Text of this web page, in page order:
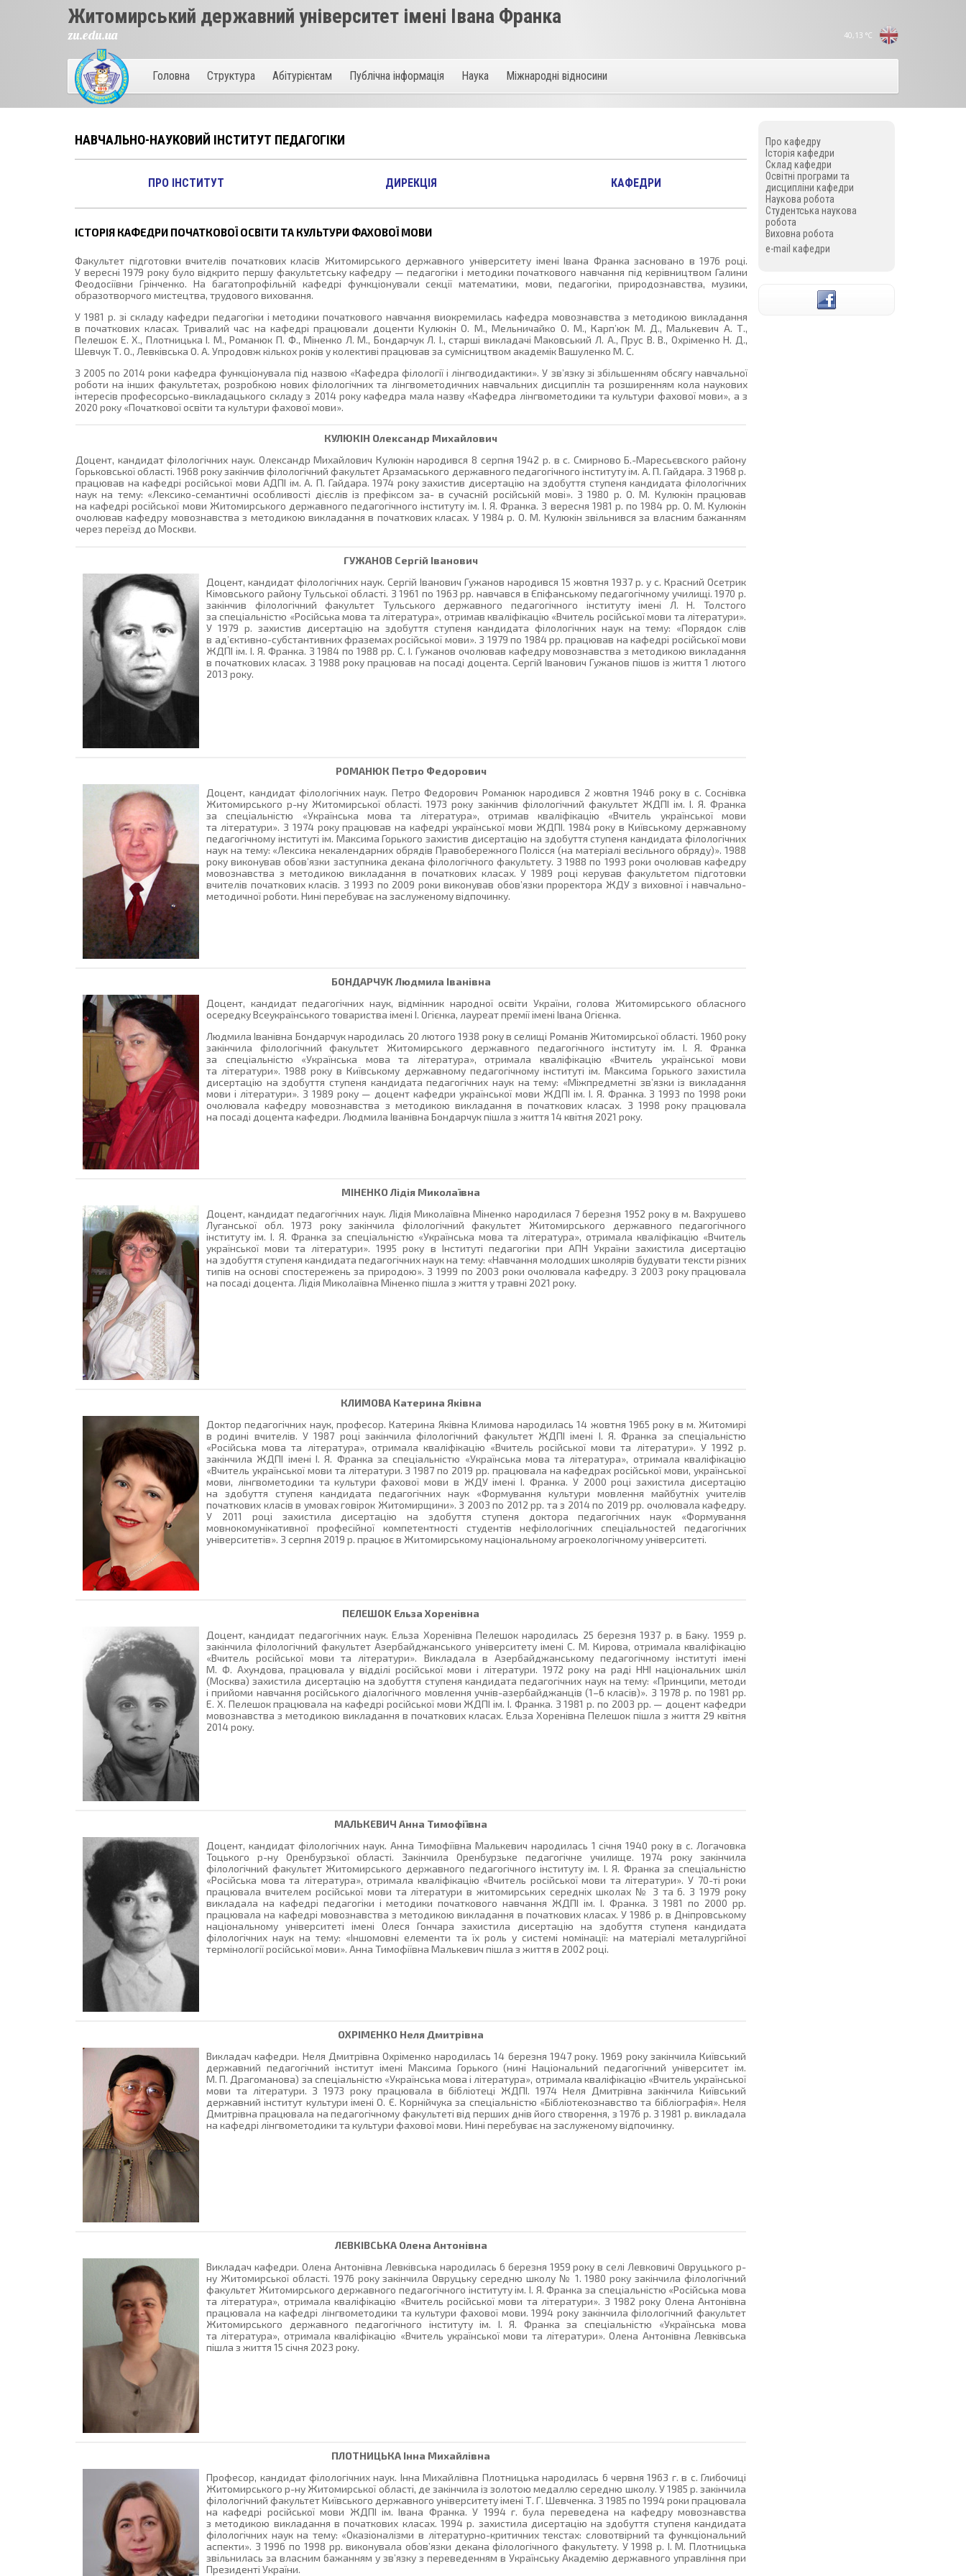
40,13 °C
Житомирський державний університет імені Івана Франка
zu.edu.ua
Головна Структура Абітурієнтам Публічна інформація Наука Міжнародні відносини
НАВЧАЛЬНО-НАУКОВИЙ ІНСТИТУТ ПЕДАГОГІКИ
ПРО ІНСТИТУТ ДИРЕКЦІЯ КАФЕДРИ
ІСТОРІЯ КАФЕДРИ ПОЧАТКОВОЇ ОСВІТИ ТА КУЛЬТУРИ ФАХОВОЇ МОВИ
Факультет підготовки вчителів початкових класів Житомирського державного університету імені Івана Франка засновано в 1976 році.
У вересні 1979 року було відкрито першу факультетську кафедру — педагогіки і методики початкового навчання під керівництвом Галини
Феодосіївни Грінченко. На багатопрофільній кафедрі функціонували секції математики, мови, педагогіки, природознавства, музики,
образотворчого мистецтва, трудового виховання.
У 1981 р. зі складу кафедри педагогіки і методики початкового навчання виокремилась кафедра мовознавства з методикою викладання
в початкових класах. Тривалий час на кафедрі працювали доценти Кулюкін О. М., Мельничайко О. М., Карп’юк М. Д., Малькевич А. Т.,
Пелешок Е. Х., Плотницька І. М., Романюк П. Ф., Міненко Л. М., Бондарчук Л. І., старші викладачі Маковський Л. А., Прус В. В., Охріменко Н. Д.,
Шевчук Т. О., Левківська О. А. Упродовж кількох років у колективі працював за сумісництвом академік Вашуленко М. С.
З 2005 по 2014 роки кафедра функціонувала під назвою «Кафедра філології і лінгводидактики». У зв’язку зі збільшенням обсягу навчальної
роботи на інших факультетах, розробкою нових філологічних та лінгвометодичних навчальних дисциплін та розширенням кола наукових
інтересів професорсько-викладацького складу з 2014 року кафедра мала назву «Кафедра лінгвометодики та культури фахової мови», а з
2020 року «Початкової освіти та культури фахової мови».
КУЛЮКІН Олександр Михайлович
Доцент, кандидат філологічних наук. Олександр Михайлович Кулюкін народився 8 серпня 1942 р. в с. Смирново Б.-Маресьєвского району
Горьковської області. 1968 року закінчив філологічний факультет Арзамаського державного педагогічного інституту ім. А. П. Гайдара. З 1968 р.
працював на кафедрі російської мови АДПІ ім. А. П. Гайдара. 1974 року захистив дисертацію на здобуття ступеня кандидата філологічних
наук на тему: «Лексико-семантичні особливості дієслів із префіксом за- в сучасній російській мові». З 1980 р. О. М. Кулюкін працював
на кафедрі російської мови Житомирського державного педагогічного інституту ім. І. Я. Франка. З вересня 1981 р. по 1984 рр. О. М. Кулюкін
очолював кафедру мовознавства з методикою викладання в початкових класах. У 1984 р. О. М. Кулюкін звільнився за власним бажанням
через переїзд до Москви.
ГУЖАНОВ Сергій Іванович
Доцент, кандидат філологічних наук. Сергій Іванович Гужанов народився 15 жовтня 1937 р. у с. Красний Осетрик
Кімовського району Тульської області. З 1961 по 1963 рр. навчався в Єпіфанському педагогічному училищі. 1970 р.
закінчив філологічний факультет Тульського державного педагогічного інституту імені Л. Н. Толстого
за спеціальністю «Російська мова та література», отримав кваліфікацію «Вчитель російської мови та літератури».
У 1979 р. захистив дисертацію на здобуття ступеня кандидата філологічних наук на тему: «Порядок слів
в ад’єктивно-субстантивних фраземах російської мови». З 1979 по 1984 рр. працював на кафедрі російської мови
ЖДПІ ім. І. Я. Франка. З 1984 по 1988 рр. С. І. Гужанов очолював кафедру мовознавства з методикою викладання
в початкових класах. З 1988 року працював на посаді доцента. Сергій Іванович Гужанов пішов із життя 1 лютого
2013 року.
РОМАНЮК Петро Федорович
Доцент, кандидат філологічних наук. Петро Федорович Романюк народився 2 жовтня 1946 року в с. Соснівка
Житомирського р-ну Житомирської області. 1973 року закінчив філологічний факультет ЖДПІ ім. І. Я. Франка
за спеціальністю «Українська мова та література», отримав кваліфікацію «Вчитель української мови
та літератури». З 1974 року працював на кафедрі української мови ЖДПІ. 1984 року в Київському державному
педагогічному інституті ім. Максима Горького захистив дисертацію на здобуття ступеня кандидата філологічних
наук на тему: «Лексика некалендарних обрядів Правобережного Полісся (на матеріалі весільного обряду)». 1988
року виконував обов’язки заступника декана філологічного факультету. З 1988 по 1993 роки очолював кафедру
мовознавства з методикою викладання в початкових класах. У 1989 році керував факультетом підготовки
вчителів початкових класів. З 1993 по 2009 роки виконував обов’язки проректора ЖДУ з виховної і навчально-
методичної роботи. Нині перебуває на заслуженому відпочинку.
БОНДАРЧУК Людмила Іванівна
Доцент, кандидат педагогічних наук, відмінник народної освіти України, голова Житомирського обласного
осередку Всеукраїнського товариства імені І. Огієнка, лауреат премії імені Івана Огієнка.
Людмила Іванівна Бондарчук народилась 20 лютого 1938 року в селищі Романів Житомирської області. 1960 року
закінчила філологічний факультет Житомирського державного педагогічного інституту ім. І. Я. Франка
за спеціальністю «Українська мова та література», отримала кваліфікацію «Вчитель української мови
та літератури». 1988 року в Київському державному педагогічному інституті ім. Максима Горького захистила
дисертацію на здобуття ступеня кандидата педагогічних наук на тему: «Міжпредметні зв’язки із викладання
мови і літератури». З 1989 року — доцент кафедри української мови ЖДПІ ім. І. Я. Франка. З 1993 по 1998 роки
очолювала кафедру мовознавства з методикою викладання в початкових класах. З 1998 року працювала
на посаді доцента кафедри. Людмила Іванівна Бондарчук пішла з життя 14 квітня 2021 року.
МІНЕНКО Лідія Миколаївна
Доцент, кандидат педагогічних наук. Лідія Миколаївна Міненко народилася 7 березня 1952 року в м. Вахрушево
Луганської обл. 1973 року закінчила філологічний факультет Житомирського державного педагогічного
інституту ім. І. Я. Франка за спеціальністю «Українська мова та література», отримала кваліфікацію «Вчитель
української мови та літератури». 1995 року в Інституті педагогіки при АПН України захистила дисертацію
на здобуття ступеня кандидата педагогічних наук на тему: «Навчання молодших школярів будувати тексти різних
типів на основі спостережень за природою». З 1999 по 2003 роки очолювала кафедру. З 2003 року працювала
на посаді доцента. Лідія Миколаївна Міненко пішла з життя у травні 2021 року.
КЛИМОВАКатерина Яківна
Доктор педагогічних наук, професор. Катерина Яківна Климова народилась 14 жовтня 1965 року в м. Житомирі
в родині вчителів. У 1987 році закінчила філологічний факультет ЖДПІ імені І. Я. Франка за спеціальністю
«Російська мова та література», отримала кваліфікацію «Вчитель російської мови та літератури». У 1992 р.
закінчила ЖДПІ імені І. Я. Франка за спеціальністю «Українська мова та література», отримала кваліфікацію
«Вчитель української мови та літератури. З 1987 по 2019 рр. працювала на кафедрах російської мови, української
мови, лінгвометодики та культури фахової мови в ЖДУ імені І. Франка. У 2000 році захистила дисертацію
на здобуття ступеня кандидата педагогічних наук «Формування культури мовлення майбутніх учителів
початкових класів в умовах говірок Житомирщини». З 2003 по 2012 рр. та з 2014 по 2019 рр. очолювала кафедру.
У 2011 році захистила дисертацію на здобуття ступеня доктора педагогічних наук «Формування
мовнокомунікативної професійної компетентності студентів нефілологічних спеціальностей педагогічних
університетів». З серпня 2019 р. працює в Житомирському національному агроекологічному університеті.
ПЕЛЕШОК Ельза Хоренівна
Доцент, кандидат педагогічних наук. Ельза Хоренівна Пелешок народилась 25 березня 1937 р. в Баку. 1959 р.
закінчила філологічний факультет Азербайджанського університету імені С. М. Кирова, отримала кваліфікацію
«Вчитель російської мови та літератури». Викладала в Азербайджанському педагогічному інституті імені
М. Ф. Ахундова, працювала у відділі російської мови і літератури. 1972 року на раді ННІ національних шкіл
(Москва) захистила дисертацію на здобуття ступеня кандидата педагогічних наук на тему: «Принципи, методи
і прийоми навчання російського діалогічного мовлення учнів-азербайджанців (1–6 класів)». З 1978 р. по 1981 рр.
Е. Х. Пелешок працювала на кафедрі російської мови ЖДПІ ім. І. Франка. З 1981 р. по 2003 рр. — доцент кафедри
мовознавства з методикою викладання в початкових класах. Ельза Хоренівна Пелешок пішла з життя 29 квітня
2014 року.
МАЛЬКЕВИЧ Анна Тимофіївна
Доцент, кандидат філологічних наук. Анна Тимофіївна Малькевич народилась 1 січня 1940 року в с. Логачовка
Тоцького р-ну Оренбурзької області. Закінчила Оренбурзьке педагогічне училище. 1974 року закінчила
філологічний факультет Житомирського державного педагогічного інституту ім. І. Я. Франка за спеціальністю
«Російська мова та література», отримала кваліфікацію «Вчитель російської мови та літератури». У 70-ті роки
працювала вчителем російської мови та літератури в житомирських середніх школах № 3 та 6. З 1979 року
викладала на кафедрі педагогіки і методики початкового навчання ЖДПІ ім. І. Франка. З 1981 по 2000 рр.
працювала на кафедрі мовознавства з методикою викладання в початкових класах. У 1986 р. в Дніпровському
національному університеті імені Олеся Гончара захистила дисертацію на здобуття ступеня кандидата
філологічних наук на тему: «Іншомовні елементи та їх роль у системі номінації: на матеріалі металургійної
термінології російської мови». Анна Тимофіївна Малькевич пішла з життя в 2002 році.
ОХРІМЕНКО Неля Дмитрівна
Викладач кафедри. Неля Дмитрівна Охріменко народилась 14 березня 1947 року. 1969 року закінчила Київський
державний педагогічний інститут імені Максима Горького (нині Національний педагогічний університет ім.
М. П. Драгоманова) за спеціальністю «Українська мова і література», отримала кваліфікацію «Вчитель української
мови та літератури. З 1973 року працювала в бібліотеці ЖДПІ. 1974 Неля Дмитрівна закінчила Київський
державний інститут культури імені О. Є. Корнійчука за спеціальністю «Бібліотекознавство та бібліографія». Неля
Дмитрівна працювала на педагогічному факультеті від перших днів його створення, з 1976 р. З 1981 р. викладала
на кафедрі лінгвометодики та культури фахової мови. Нині перебуває на заслуженому відпочинку.
ЛЕВКІВСЬКАОлена Антонівна
Викладач кафедри. Олена Антонівна Левківська народилась 6 березня 1959 року в селі Левковичі Овруцького р-
ну Житомирської області. 1976 року закінчила Овруцьку середню школу № 1. 1980 року закінчила філологічний
факультет Житомирського державного педагогічного інституту ім. І. Я. Франка за спеціальністю «Російська мова
та література», отримала кваліфікацію «Вчитель російської мови та літератури». З 1982 року Олена Антонівна
працювала на кафедрі лінгвометодики та культури фахової мови. 1994 року закінчила філологічний факультет
Житомирського державного педагогічного інституту ім. І. Я. Франка за спеціальністю «Українська мова
та література», отримала кваліфікацію «Вчитель української мови та літератури». Олена Антонівна Левківська
пішла з життя 15 січня 2023 року.
ПЛОТНИЦЬКА Інна Михайлівна
Професор, кандидат філологічних наук. Інна Михайлівна Плотницька народилась 6 червня 1963 г. в с. Глибочиці
Житомирського р-ну Житомирської області, де закінчила із золотою медаллю середню школу. У 1985 р. закінчила
філологічний факультет Київського державного університету імені Т. Г. Шевченка. З 1985 по 1994 роки працювала
на кафедрі російської мови ЖДПІ ім. Івана Франка. У 1994 г. була переведена на кафедру мовознавства
з методикою викладання в початкових класах. 1994 р. захистила дисертацію на здобуття ступеня кандидата
філологічних наук на тему: «Оказіоналізми в літературно-критичних текстах: словотвірний та функціональний
аспекти». З 1996 по 1998 рр. виконувала обов’язки декана філологічного факультету. У 1998 р. І. М. Плотницька
звільнилась за власним бажанням у зв’язку з переведенням в Українську Академію державного управління при
Президенті України.
Про кафедру
Історія кафедри
Склад кафедри
Освітні програми та
дисципліни кафедри
Наукова робота
Студентська наукова
робота
Виховна робота
e-mail кафедри